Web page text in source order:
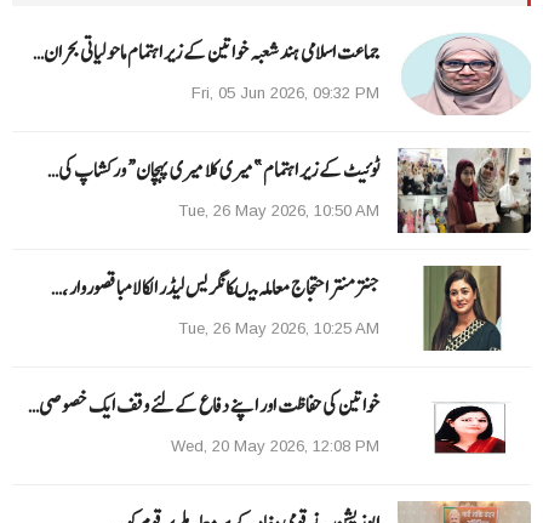
جماعت اسلامی ہند شعبہ خواتین کے زیر اہتمام ماحولیاتی بحران…
Fri, 05 Jun 2026, 09:32 PM
ٹوئیٹ کے زیر اہتمام ”میری کلا میری پہچان“ ورکشاپ کی…
Tue, 26 May 2026, 10:50 AM
جنتر منتر احتجاج معاملہ میںکانگریس لیڈر الکا لامبا قصوروار ،…
Tue, 26 May 2026, 10:25 AM
خواتین کی حفاظت اور اپنے دفاع کےلئے وقف ایک خصوصی…
Wed, 20 May 2026, 12:08 PM